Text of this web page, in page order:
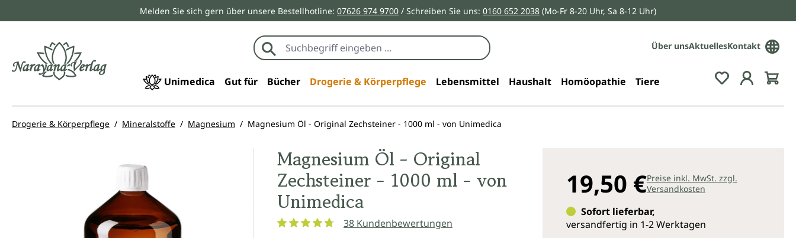
Zur Hauptnavigation springenMelden Sie sich gern über unsere Bestellhotline: 07626 974 9700 / Schreiben Sie uns: 0160 652 2038 (Mo-Fr 8-20 Uhr, Sa 8-12 Uhr)
Über unsAktuellesKontakt
Unimedica Gut für Bücher Drogerie & Körperpflege Lebensmittel Haushalt Homöopathie Tiere Du hast 0
Drogerie & Körperpflege Mineralstoffe Magnesium Magnesium Öl - Original Zechsteiner - 1000 ml - von Unimedica
Magnesium Öl - Original
Zechsteiner - 1000 ml - von
Unimedica
38 Kundenbewertungen
19,50 €Preise inkl. MwSt. zzgl.
Versandkosten
Sofort lieferbar,
versandfertig in 1-2 Werktagen